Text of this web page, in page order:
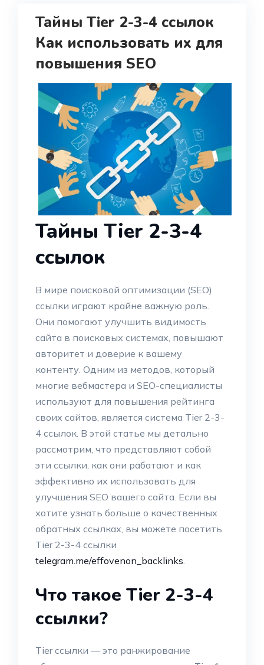
Тайны Tier 2-3-4 ссылок
Как использовать их для
повышения SEO
Тайны Tier 2-3-4
ссылок
В мире поисковой оптимизации (SEO)
ссылки играют крайне важную роль.
Они помогают улучшить видимость
сайта в поисковых системах, повышают
авторитет и доверие к вашему
контенту. Одним из методов, который
многие вебмастера и SEO-специалисты
используют для повышения рейтинга
своих сайтов, является система Tier 2-3-
4 ссылок. В этой статье мы детально
рассмотрим, что представляют собой
эти ссылки, как они работают и как
эффективно их использовать для
улучшения SEO вашего сайта. Если вы
хотите узнать больше о качественных
обратных ссылках, вы можете посетить
Tier 2-3-4 ссылки
telegram.me/effovenon_backlinks.
Что такое Tier 2-3-4
ссылки?
Tier ссылки — это ранжирование